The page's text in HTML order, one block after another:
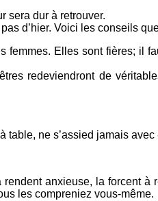
sera dur à retrouver.
d’hier. Voici les conseils
femmes. Elles sont fières; il
redeviendront de
table, ne s’assied jamais
anxieuse, la forcent à
les compreniez vous-même.